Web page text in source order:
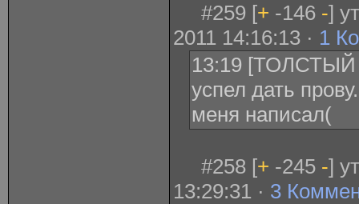
#259 [+ -146 -]
2011 14:16:13 · 1
13:19 [ТОЛСТЫЙ
успел дать
меня написал(
#258 [+ -245 -]
13:29:31 · 3